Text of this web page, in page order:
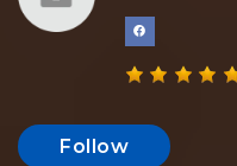
Follow